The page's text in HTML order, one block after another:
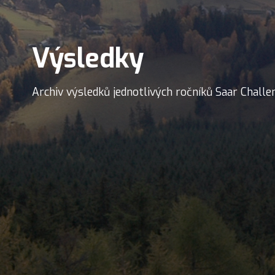
Výsledky
Archiv výsledků jednotlivých ročníků Saar